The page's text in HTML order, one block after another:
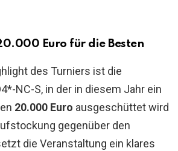
Euro für die Besten
des Turniers ist die
NC-S, in der in diesem Jahr ein
20.000 Euro ausgeschüttet wird
gegenüber den
die Veranstaltung ein klares